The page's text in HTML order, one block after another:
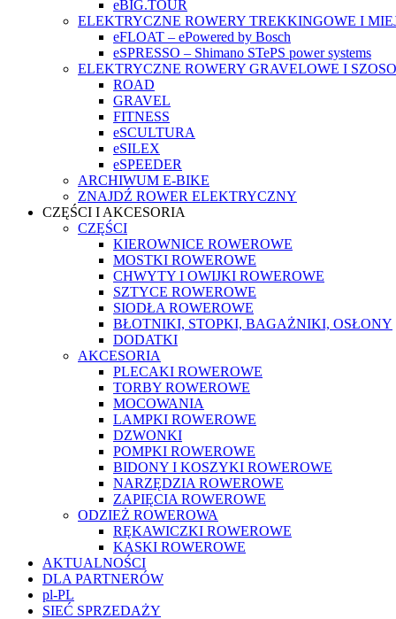
eBIG.TOUR
ELEKTRYCZNE ROWERY TREKKINGOWE I
eFLOAT – ePowered by Bosch
eSPRESSO – Shimano STePS power systems
ELEKTRYCZNE ROWERY GRAVELOWE I
ROAD
GRAVEL
FITNESS
eSCULTURA
eSILEX
eSPEEDER
ARCHIWUM E-BIKE
ZNAJDŹ ROWER ELEKTRYCZNY
CZĘŚCI I AKCESORIA
CZĘŚCI
KIEROWNICE ROWEROWE
MOSTKI ROWEROWE
CHWYTY I OWIJKI ROWEROWE
SZTYCE ROWEROWE
SIODŁA ROWEROWE
BŁOTNIKI, STOPKI, BAGAŻNIKI, OSŁONY
DODATKI
AKCESORIA
PLECAKI ROWEROWE
TORBY ROWEROWE
MOCOWANIA
LAMPKI ROWEROWE
DZWONKI
POMPKI ROWEROWE
BIDONY I KOSZYKI ROWEROWE
NARZĘDZIA ROWEROWE
ZAPIĘCIA ROWEROWE
ODZIEŻ ROWEROWA
RĘKAWICZKI ROWEROWE
KASKI ROWEROWE
AKTUALNOŚCI
DLA PARTNERÓW
pl-PL
SIEĆ SPRZEDAŻY